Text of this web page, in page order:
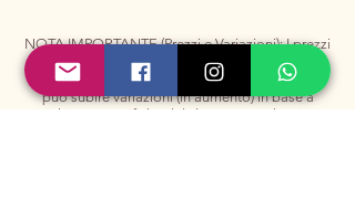
NOTA IMPORTANTE (Prezzi e Variazioni): I prezzi
indicati in questa tabella sono da considerarsi
prezzi base indicativi. Il costo finale dell'opera
può subire variazioni (in aumento) in base a
richieste specifiche del cliente, complessità